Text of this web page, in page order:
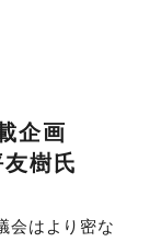
企画
樹氏
会はより密な